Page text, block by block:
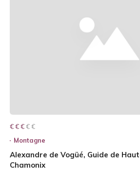
€ € € € €
€ € €
Montagne
Alexandre de Vogüé, Guide de
Chamonix